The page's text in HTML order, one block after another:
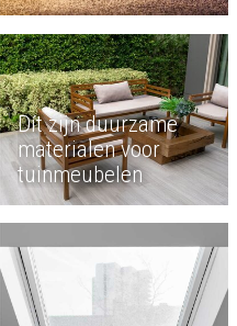
Dít zijn duurzame
materialen voor
tuinmeubelen